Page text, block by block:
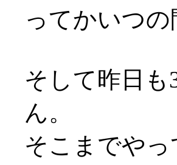
ってかいつ
そして昨日
ん。
そこまでや